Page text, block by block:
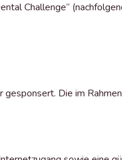
Challenge“
Die im